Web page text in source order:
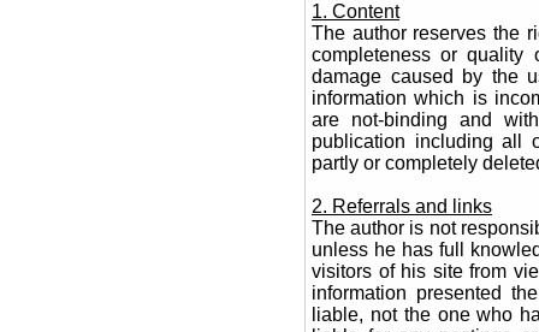
1. Content
The author reserves the
completeness or quality
damage caused by the
information which is
are not-binding and
publication including all
partly or completely
2. Referrals and links
The author is not
unless he has full
visitors of his site from
information presented
liable, not the one who